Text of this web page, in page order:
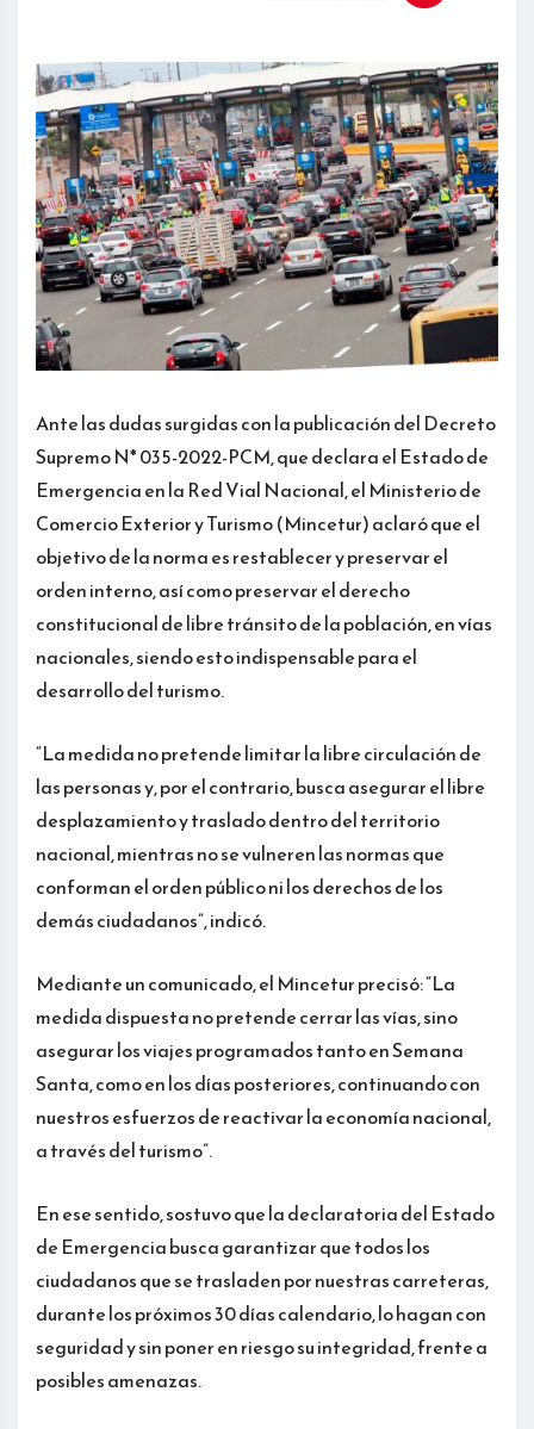
Ante las dudas surgidas con la publicación del Decreto
Supremo N* 035-2022-PCM, que declara el Estado de
Emergencia en la Red Vial Nacional, el Ministerio de
Comercio Exterior y Turismo (Mincetur) aclaró que el
objetivo de la norma es restablecer y preservar el
orden interno, así como preservar el derecho
constitucional de libre tránsito de la población, en vías
nacionales, siendo esto indispensable para el
desarrollo del turismo.
“La medida no pretende limitar la libre circulación de
las personas y, por el contrario, busca asegurar el libre
desplazamiento y traslado dentro del territorio
nacional, mientras no se vulneren las normas que
conforman el orden público ni los derechos de los
demás ciudadanos”, indicó.
Mediante un comunicado, el Mincetur precisó: “La
medida dispuesta no pretende cerrar las vías, sino
asegurar los viajes programados tanto en Semana
Santa, como en los días posteriores, continuando con
nuestros esfuerzos de reactivar la economía nacional,
a través del turismo”.
En ese sentido, sostuvo que la declaratoria del Estado
de Emergencia busca garantizar que todos los
ciudadanos que se trasladen por nuestras carreteras,
durante los próximos 30 días calendario, lo hagan con
seguridad y sin poner en riesgo su integridad, frente a
posibles amenazas.